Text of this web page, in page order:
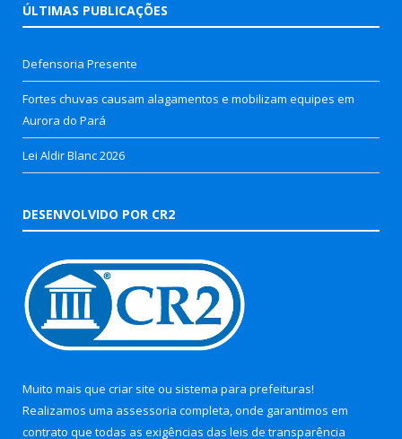
ÚLTIMAS PUBLICAÇÕES
Defensoria Presente
Fortes chuvas causam alagamentos e mobilizam equipes em
Aurora do Pará
Lei Aldir Blanc 2026
DESENVOLVIDO POR CR2
Muito mais que criar site ou sistema para prefeituras!
Realizamos uma assessoria completa, onde garantimos em
contrato que todas as exigências das leis de transparência